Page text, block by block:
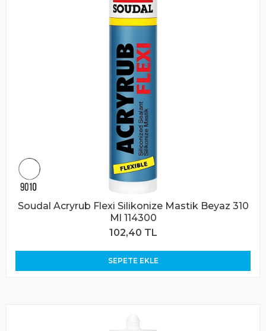
Soudal Acryrub Flexi Silikonize Mastik Beyaz 310
Ml 114300
102,40 TL
SEPETE EKLE